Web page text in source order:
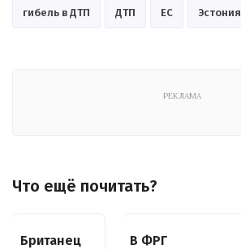
гибель в ДТП ДТП ЕС Эстония
РЕКЛАМА
Что ещё почитать?
Британец
В ФРГ